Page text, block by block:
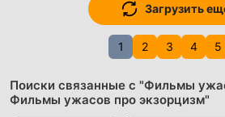
Загрузить
1 2 3 4 5
Поиски связанные с "Фильмы
Фильмы ужасов про экзорцизм"